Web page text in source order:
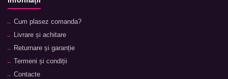
Cum plasez comanda?
Livrare și achitare
Returnare și garanție
Termeni și condiții
Contacte